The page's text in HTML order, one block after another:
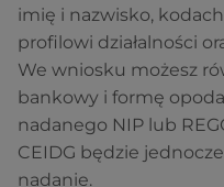
imię i nazwisko,
profilowi działalności
We wniosku możesz
bankowy i formę
nadanego NIP lub
CEIDG będzie
nadanie.